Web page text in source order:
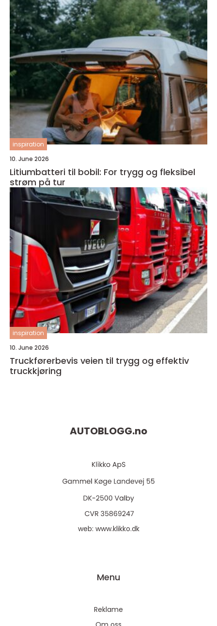
inspiration
10. June 2026
Litiumbatteri til bobil: For trygg og fleksibel
strøm på tur
inspiration
10. June 2026
Truckførerbevis veien til trygg og effektiv
truckkjøring
AUTOBLOGG.no
web: www.klikko.dk
Menu
Reklame